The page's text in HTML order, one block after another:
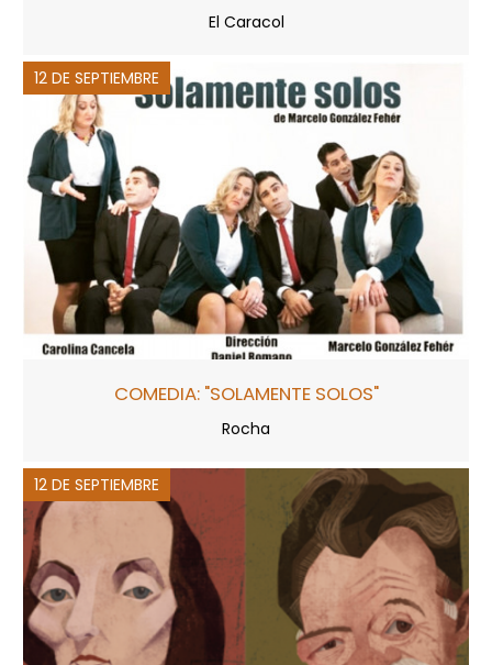
El Caracol
12 DE SEPTIEMBRE
COMEDIA: "SOLAMENTE SOLOS"
Rocha
12 DE SEPTIEMBRE